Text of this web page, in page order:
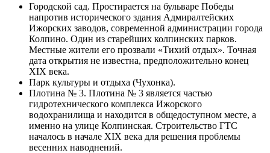
Городской сад. Простирается на бульваре Победы
напротив исторического здания Адмиралтейских
Ижорских заводов, современной администрации города
Колпино. Один из старейших колпинских парков.
Местные жители его прозвали «Тихий отдых». Точная
дата открытия не известна, предположительно конец
XIX века.
Парк культуры и отдыха (Чухонка).
Плотина № 3. Плотина № 3 является частью
гидротехнического комплекса Ижорского
водохранилища и находится в общедоступном месте, а
именно на улице Колпинская. Строительство ГТС
началось в начале XIX века для решения проблемы
весенних наводнений.